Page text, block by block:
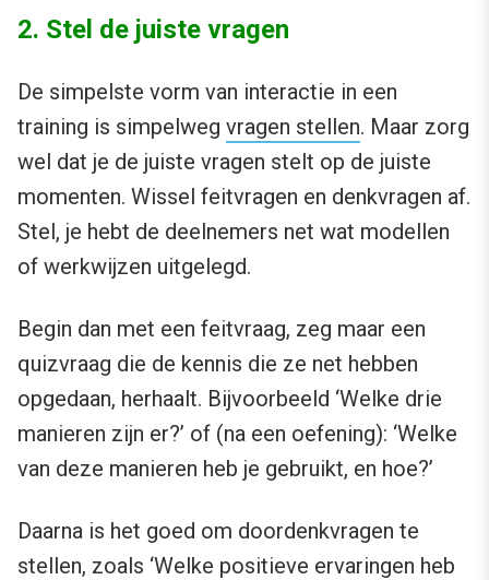
2. Stel de juiste vragen
De simpelste vorm van interactie in een
training is simpelweg vragen stellen. Maar zorg
wel dat je de juiste vragen stelt op de juiste
momenten. Wissel feitvragen en denkvragen af.
Stel, je hebt de deelnemers net wat modellen
of werkwijzen uitgelegd.
Begin dan met een feitvraag, zeg maar een
quizvraag die de kennis die ze net hebben
opgedaan, herhaalt. Bijvoorbeeld ‘Welke drie
manieren zijn er?’ of (na een oefening): ‘Welke
van deze manieren heb je gebruikt, en hoe?’
Daarna is het goed om doordenkvragen te
stellen, zoals ‘Welke positieve ervaringen heb